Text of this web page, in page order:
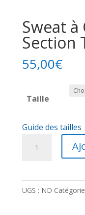
Sweat à
Section
55,00€
Taille
Guide des tailles
à
Capuche
UGS : ND